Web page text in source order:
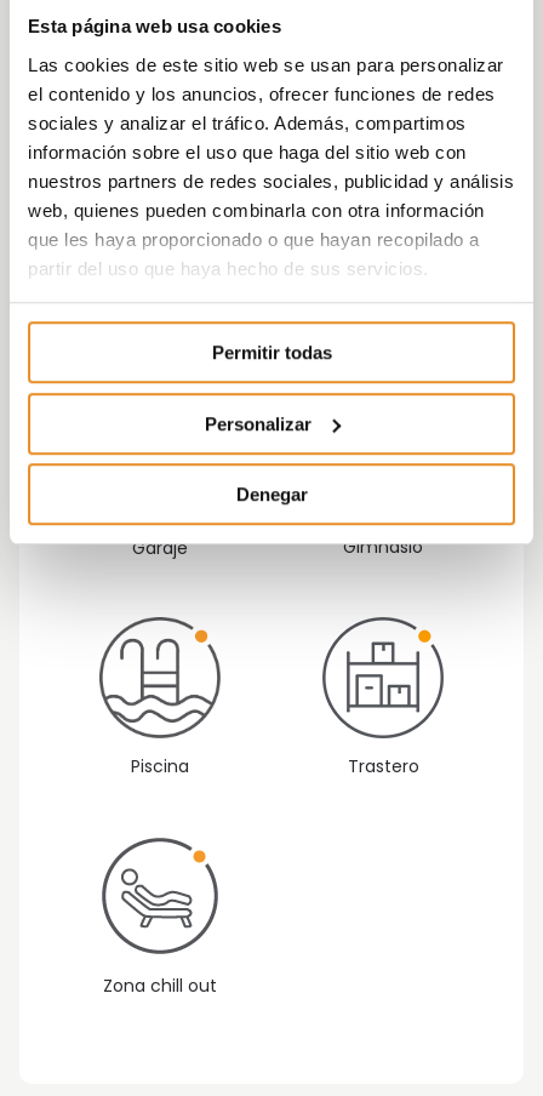
Esta página web usa cookies
Las cookies de este sitio web se usan para personalizar
el contenido y los anuncios, ofrecer funciones de redes
sociales y analizar el tráfico. Además, compartimos
información sobre el uso que haga del sitio web con
nuestros partners de redes sociales, publicidad y análisis
web, quienes pueden combinarla con otra información
que les haya proporcionado o que hayan recopilado a
partir del uso que haya hecho de sus servicios.
Permitir todas
Personalizar
Denegar
Es un complejo cerrado. Todas las viviendas
cuentan con la cocina amueblada y equipada
con electrodomésticos de primera marca. Las
viviendas aúnan versatilidad y confort gracias a
sus espacios diáfanos y optimizados. Ejemplo de
ello son las cocinas abiertas e integradas con el
salón. Los áticos cuentan con magníficas
terrazas con vistas panorámicas al mar
Mediterráneo para disfrutar de la brisa en los
momentos de descanso.
Garaje Gimnasio
Piscina Trastero
Zona chill out